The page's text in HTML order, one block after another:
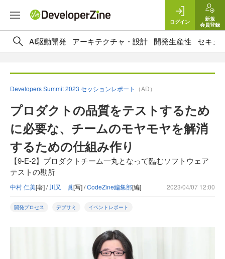
ログイン
新規
会員登録
AI駆動開発 アーキテクチャ・設計 開発生産性 セキュ
Developers Summit 2023 セッションレポート （AD）
プロダクトの品質をテストするため
に必要な、チームのモヤモヤを解消
するための仕組み作り
【9-E-2】プロダクトチーム一丸となって臨むソフトウェア
テストの勘所
中村 仁美[著] / 川又 眞[写] /CodeZine編集部[編] 2023/04/07 12:00
開発プロセス デブサミ イベントレポート